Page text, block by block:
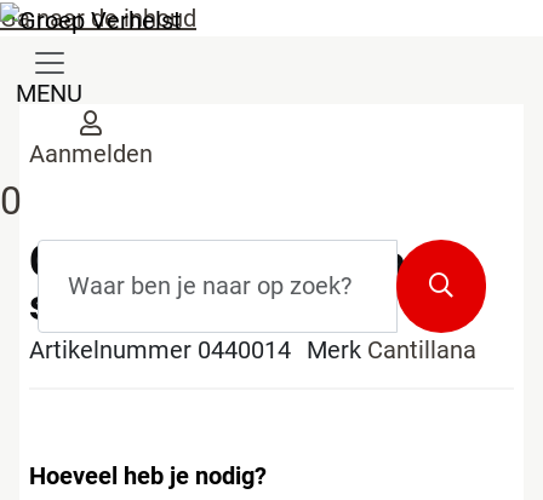
Ga naar de inhoud
MENU
Aanmelden
0
Zoekterm
Zoeken
Cantillana mond voor
spuitzak
Artikelnummer 0440014 Merk Cantillana
Hoeveel heb je nodig?